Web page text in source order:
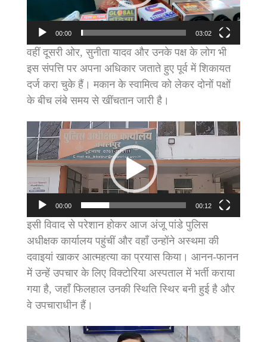
00:00 03:02
वहीं दूसरी ओर, सुनीता यादव और उनके पक्ष के लोग भी
इस संपत्ति पर अपना अधिकार जताते हुए पूर्व में शिकायत
दर्ज करा चुके हैं। मकान के स्वामित्व को लेकर दोनों पक्षों
के बीच लंबे समय से खींचतान जारी है।
Video
Player
00:00 00:12
इसी विवाद से परेशान होकर आज अंजू पांडे पुलिस
अधीक्षक कार्यालय पहुंचीं और वहाँ उन्होंने अस्थमा की
दवाइयां खाकर आत्महत्या का प्रयास किया। आनन-फानन
में उन्हें उपचार के लिए विक्टोरिया अस्पताल में भर्ती कराया
गया है, जहाँ फिलहाल उनकी स्थिति स्थिर बनी हुई है और
वे उपचाराधीन हैं।
Video